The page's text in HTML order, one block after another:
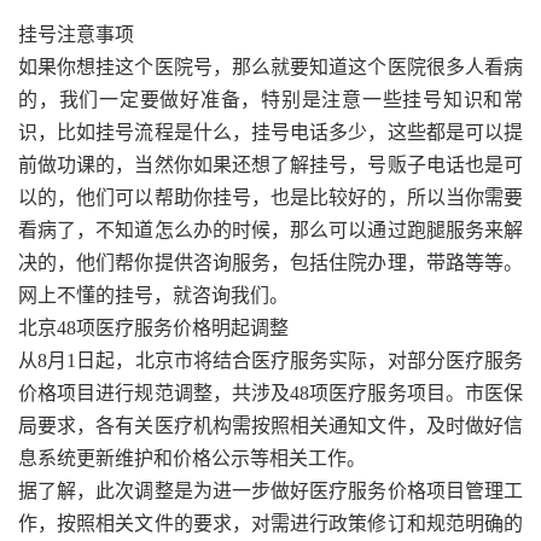
挂号注意事项
如果你想挂这个医院号，那么就要知道这个医院很多人看病
的，我们一定要做好准备，特别是注意一些挂号知识和常
识，比如挂号流程是什么，挂号电话多少，这些都是可以提
前做功课的，当然你如果还想了解挂号，号贩子电话也是可
以的，他们可以帮助你挂号，也是比较好的，所以当你需要
看病了，不知道怎么办的时候，那么可以通过跑腿服务来解
决的，他们帮你提供咨询服务，包括住院办理，带路等等。
网上不懂的挂号，就咨询我们。
北京48项医疗服务价格明起调整
从8月1日起，北京市将结合医疗服务实际，对部分医疗服务
价格项目进行规范调整，共涉及48项医疗服务项目。市医保
局要求，各有关医疗机构需按照相关通知文件，及时做好信
息系统更新维护和价格公示等相关工作。
据了解，此次调整是为进一步做好医疗服务价格项目管理工
作，按照相关文件的要求，对需进行政策修订和规范明确的